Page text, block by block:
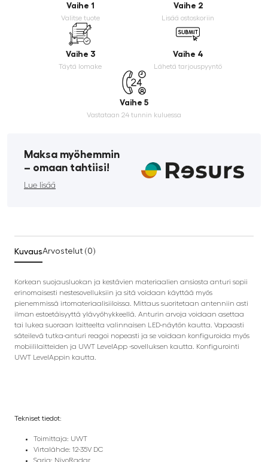
Vaihe 1
Valitse tuote
Vaihe 2
Lisää ostoskoriin
Vaihe 3
Täytä lomake
Vaihe 4
Lähetä tarjouspyyntö
Vaihe 5
Vastataan 24 tunnin kuluessa
Maksa myöhemmin
­– omaan tahtiisi!
Lue lisää
KuvausArvostelut (0)
Korkean suojausluokan ja kestävien materiaalien ansiosta anturi sopii
erinomaisesti nestesovelluksiin ja sitä voidaan käyttää myös
pienemmissä irtomateriaalisiiloissa. Mittaus suoritetaan antenniin asti
ilman estoetäisyyttä ylävyöhykkeellä. Anturin arvoja voidaan asettaa
tai lukea suoraan laitteelta valinnaisen LED-näytön kautta. Vapaasti
säteilevä tutka-anturi reagoi nopeasti ja se voidaan konfiguroida myös
mobiililaitteiden ja UWT LevelApp -sovelluksen kautta. Konfigurointi
UWT LevelAppin kautta.
Tekniset tiedot:
Toimittaja: UWT
Virtalähde: 12-35V DC
Sarja: NivoRadar